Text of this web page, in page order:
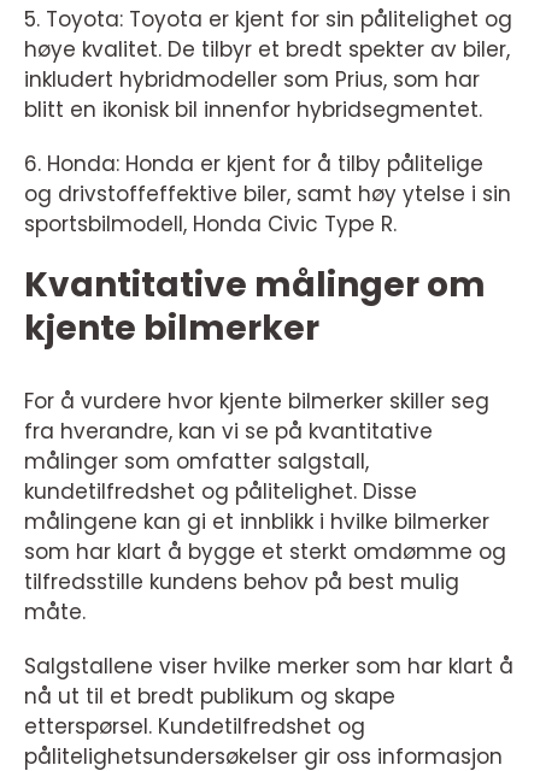
5. Toyota: Toyota er kjent for sin pålitelighet og
høye kvalitet. De tilbyr et bredt spekter av biler,
inkludert hybridmodeller som Prius, som har
blitt en ikonisk bil innenfor hybridsegmentet.
6. Honda: Honda er kjent for å tilby pålitelige
og drivstoffeffektive biler, samt høy ytelse i sin
sportsbilmodell, Honda Civic Type R.
Kvantitative målinger om
kjente bilmerker
For å vurdere hvor kjente bilmerker skiller seg
fra hverandre, kan vi se på kvantitative
målinger som omfatter salgstall,
kundetilfredshet og pålitelighet. Disse
målingene kan gi et innblikk i hvilke bilmerker
som har klart å bygge et sterkt omdømme og
tilfredsstille kundens behov på best mulig
måte.
Salgstallene viser hvilke merker som har klart å
nå ut til et bredt publikum og skape
etterspørsel. Kundetilfredshet og
pålitelighetsundersøkelser gir oss informasjon